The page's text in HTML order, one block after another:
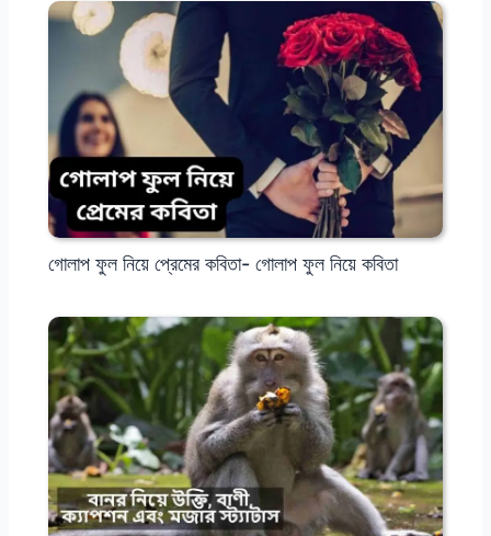
গোলাপ ফুল নিয়ে প্রেমের কবিতা- গোলাপ ফুল নিয়ে কবিতা